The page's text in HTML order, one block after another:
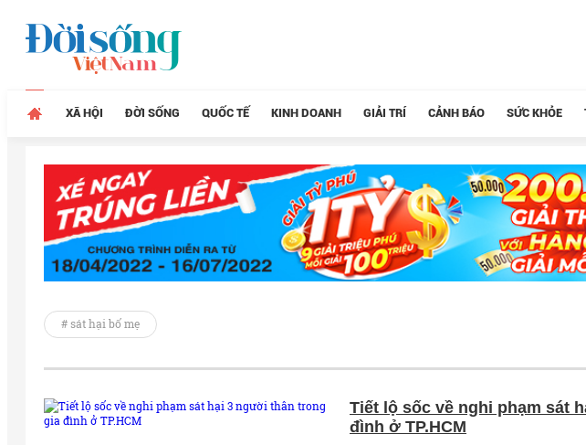
XÃ HỘI ĐỜI SỐNG QUỐC TẾ KINH DOANH GIẢI TRÍ CẢNH BÁO SỨC KHỎE
# sát hại bố mẹ
Tiết lộ sốc về nghi phạm sát
đình ở TP.HCM